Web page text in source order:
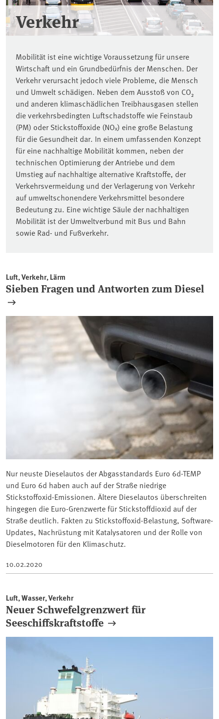
Verkehr
Mobilität ist eine wichtige Voraussetzung für unsere
Wirtschaft und ein Grundbedürfnis der Menschen. Der
Verkehr verursacht jedoch viele Probleme, die Mensch
und Umwelt schädigen. Neben dem Ausstoß von CO₂
und anderen klimaschädlichen Treibhausgasen stellen
die verkehrsbedingten Luftschadstoffe wie Feinstaub
(PM) oder Stickstoffoxide (NOₓ) eine große Belastung
für die Gesundheit dar. In einem umfassenden Konzept
für eine nachhaltige Mobilität kommen, neben der
technischen Optimierung der Antriebe und dem
Umstieg auf nachhaltige alternative Kraftstoffe, der
Verkehrsvermeidung und der Verlagerung von Verkehr
auf umweltschonendere Verkehrsmittel besondere
Bedeutung zu. Eine wichtige Säule der nachhaltigen
Mobilität ist der Umweltverbund mit Bus und Bahn
sowie Rad- und Fußverkehr.
Luft, Verkehr, Lärm
Sieben Fragen und Antworten zum Diesel
Nur neuste Dieselautos der Abgasstandards Euro 6d-TEMP
und Euro 6d haben auch auf der Straße niedrige
Stickstoffoxid-Emissionen. Ältere Dieselautos überschreiten
hingegen die Euro-Grenzwerte für Stickstoffdioxid auf der
Straße deutlich. Fakten zu Stickstoffoxid-Belastung, Software-
Updates, Nachrüstung mit Katalysatoren und der Rolle von
Dieselmotoren für den Klimaschutz.
10.02.2020
Luft, Wasser, Verkehr
Neuer Schwefelgrenzwert für
Seeschiffskraftstoffe